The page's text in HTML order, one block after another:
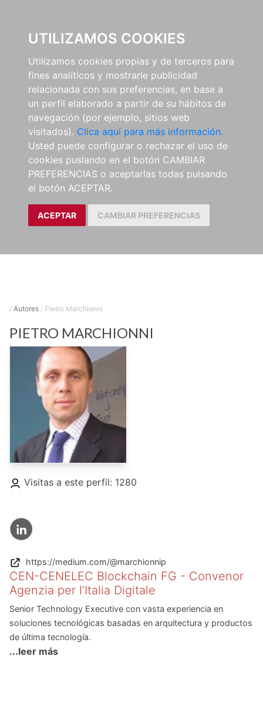
UTILIZAMOS COOKIES
Utilizamos cookies propias y de terceros para
fines analíticos y mostrarle publicidad
relacionada con sus preferencias, en base a
un perfil elaborado a partir de su hábitos de
navegación (por ejemplo, sitios web
visitados). Clica aquí para más información.
Usted puede configurar o rechazar el uso de
cookies puslando en el botón CAMBIAR
PREFERENCIAS o aceptarlas todas pulsando
el botón ACEPTAR.
ACEPTAR CAMBIAR PREFERENCIAS
/ Autores / Pietro Marchionni
PIETRO MARCHIONNI
Visitas a este perfil: 1280
https://medium.com/@marchionnip
CEN-CENELEC Blockchain FG - Convenor
Agenzia per l’Italia Digitale
Senior Technology Executive con vasta experiencia en
soluciones tecnológicas basadas en arquitectura y productos
de última tecnología.
...leer más